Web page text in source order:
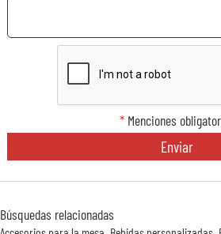
*Menciones
Enviar
Búsquedas relacionadas